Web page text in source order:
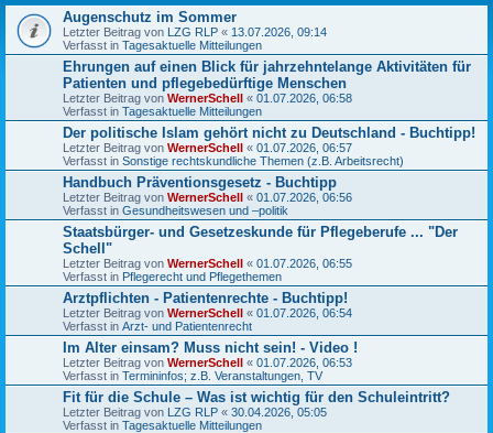
Augenschutz im Sommer
Letzter Beitrag von LZG RLP « 13.07.2026, 09:14
Verfasst in Tagesaktuelle Mitteilungen
Ehrungen auf einen Blick für jahrzehntelange Aktivitäten für
Patienten und pflegebedürftige Menschen
Letzter Beitrag von WernerSchell « 01.07.2026, 06:58
Verfasst in Tagesaktuelle Mitteilungen
Der politische Islam gehört nicht zu Deutschland - Buchtipp!
Letzter Beitrag von WernerSchell « 01.07.2026, 06:57
Verfasst in Sonstige rechtskundliche Themen (z.B. Arbeitsrecht)
Handbuch Präventionsgesetz - Buchtipp
Letzter Beitrag von WernerSchell « 01.07.2026, 06:56
Verfasst in Gesundheitswesen und –politik
Staatsbürger- und Gesetzeskunde für Pflegeberufe ... "Der
Schell"
Letzter Beitrag von WernerSchell « 01.07.2026, 06:55
Verfasst in Pflegerecht und Pflegethemen
Arztpflichten - Patientenrechte - Buchtipp!
Letzter Beitrag von WernerSchell « 01.07.2026, 06:54
Verfasst in Arzt- und Patientenrecht
Im Alter einsam? Muss nicht sein! - Video !
Letzter Beitrag von WernerSchell « 01.07.2026, 06:53
Verfasst in Termininfos; z.B. Veranstaltungen, TV
Fit für die Schule – Was ist wichtig für den Schuleintritt?
Letzter Beitrag von LZG RLP « 30.04.2026, 05:05
Verfasst in Tagesaktuelle Mitteilungen